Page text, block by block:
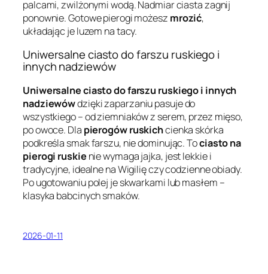
palcami, zwilżonymi wodą. Nadmiar ciasta zagnij
ponownie. Gotowe pierogi możesz mrozić,
układając je luzem na tacy.
Uniwersalne ciasto do farszu ruskiego i
innych nadziewów
Uniwersalne ciasto do farszu ruskiego i innych
nadziewówdzięki zaparzaniu pasuje do
wszystkiego – od ziemniaków z serem, przez mięso,
po owoce. Dla pierogów ruskichcienka skórka
podkreśla smak farszu, nie dominując. Tociasto na
pierogi ruskie nie wymaga jajka, jest lekkie i
tradycyjne, idealne na Wigilię czy codzienne obiady.
Po ugotowaniu polej je skwarkami lub masłem –
klasyka babcinych smaków.
2026-01-11